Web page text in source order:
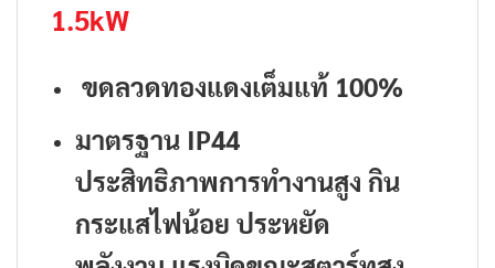
1.5kW
ขดลวดทองแดงเต็มแท้ 100%
มาตรฐาน IP44
ประสิทธิภาพการทำงานสูง กิน
กระแสไฟน้อย ประหยัด